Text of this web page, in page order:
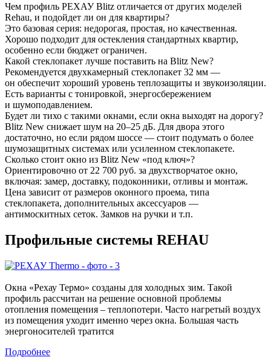
Чем профиль РЕХАУ Blitz отличается от других моделей
Rehau, и подойдет ли он для квартиры?
Это базовая серия: недорогая, простая, но качественная.
Хорошо подходит для остекления стандартных квартир,
особенно если бюджет ограничен.
Какой стеклопакет лучше поставить на Blitz New?
Рекомендуется двухкамерный стеклопакет 32 мм —
он обеспечит хороший уровень теплозащиты и звукоизоляции.
Есть варианты с тонировкой, энергосбережением
и шумоподавлением.
Будет ли тихо с такими окнами, если окна выходят на дорогу?
Blitz New снижает шум на 20–25 дБ. Для двора этого
достаточно, но если рядом шоссе — стоит подумать о более
шумозащитных системах или усиленном стеклопакете.
Сколько стоит окно из Blitz New «под ключ»?
Ориентировочно от 22 700 руб. за двухстворчатое окно,
включая: замер, доставку, подоконники, отливы и монтаж.
Цена зависит от размеров оконного проема, типа
стеклопакета, дополнительных аксессуаров —
антимоскитных сеток. Замков на ручки и т.п.
Профильные системы REHAU
Окна «Рехау Термо» созданы для холодных зим. Такой
профиль рассчитан на решение основной проблемы
отопления помещения – теплопотери. Часто нагретый воздух
из помещения уходит именно через окна. Большая часть
энергоносителей тратится
Подробнее